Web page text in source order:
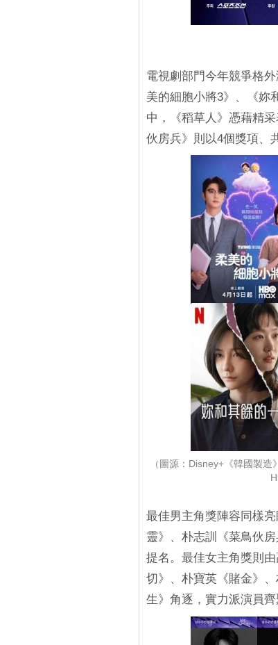
電視劇部門今年競爭格
美的細胞小將3》、《妳
中，《稻草人》憑藉精
伙房兵》則以4個獎項、
（圖源：Disney+《韓國製
最佳男主角獎陣容同樣
靈》、朴志訓《菜鳥伙
提名。最佳女主角獎則
切》、朴寶英《賭金》
生》角逐，實力派演員齊